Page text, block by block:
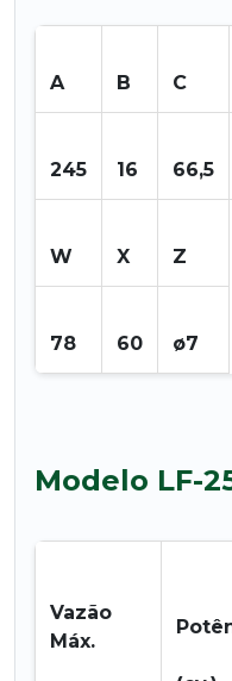
A B C
245 16 66,5
W X Z
78 60 ø7
Modelo LF-
Vazão
Máx.